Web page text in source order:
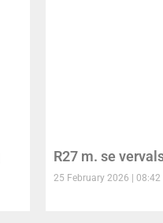
R27 m. se
25 February 2026 08:42